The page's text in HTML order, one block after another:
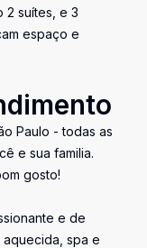
2 suítes, e 3
espaço e
Paulo - todas as
e sua familia.
gosto!
e de
spa e